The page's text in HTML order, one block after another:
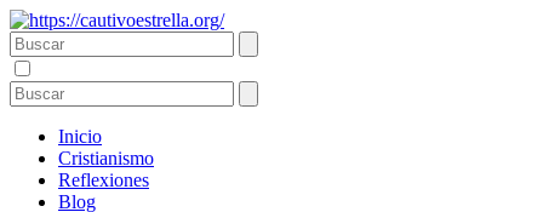
Inicio
Cristianismo
Reflexiones
Blog